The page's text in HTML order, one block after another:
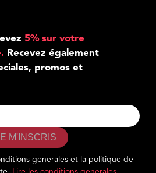
5% sur votre
Recevez également
promos et
M'INSCRIS
generales et la politique de